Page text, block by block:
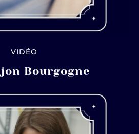
VIDÉO
Bourgogne